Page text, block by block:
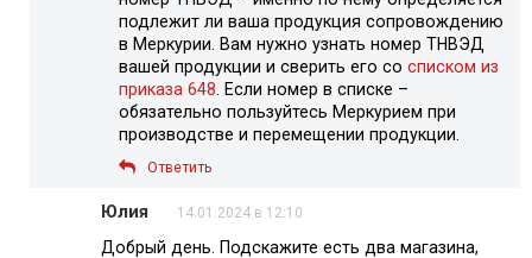
подлежит ли ваша продукция сопровождению
в Меркурии. Вам нужно узнать номер ТНВЭД
вашей продукции и сверить его со списком из
приказа 648 . Если номер в списке –
обязательно пользуйтесь Меркурием при
производстве и перемещении продукции.
Ответить
Юлия 14.01.2024 в 12:10
Добрый день. Подскажите есть два магазина,